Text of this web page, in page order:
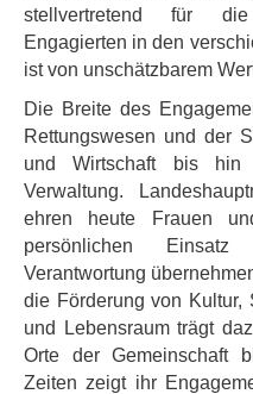
stellvertretend für die
Engagierten in den
ist von unschätzbarem
Die Breite des
Rettungswesen und der
und Wirtschaft bis hin
Verwaltung.
ehren heute Frauen
persönlichen
Verantwortung
die Förderung von Kultur,
und Lebensraum trägt
Orte der Gemeinschaft
Zeiten zeigt ihr